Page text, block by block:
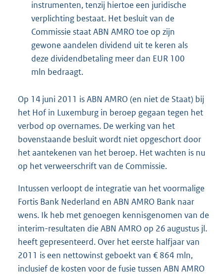
instrumenten, tenzij hiertoe een juridische
verplichting bestaat. Het besluit van de
Commissie staat ABN AMRO toe op zijn
gewone aandelen dividend uit te keren als
deze dividendbetaling meer dan EUR 100
mln bedraagt.
Op 14 juni 2011 is ABN AMRO (en niet de Staat) bij
het Hof in Luxemburg in beroep gegaan tegen het
verbod op overnames. De werking van het
bovenstaande besluit wordt niet opgeschort door
het aantekenen van het beroep. Het wachten is nu
op het verweerschrift van de Commissie.
Intussen verloopt de integratie van het voormalige
Fortis Bank Nederland en ABN AMRO Bank naar
wens. Ik heb met genoegen kennisgenomen van de
interim-resultaten die ABN AMRO op 26 augustus jl.
heeft gepresenteerd. Over het eerste halfjaar van
2011 is een nettowinst geboekt van € 864 mln,
inclusief de kosten voor de fusie tussen ABN AMRO